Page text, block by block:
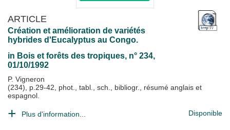
ARTICLE
Création et amélioration de variétés
hybrides d'Eucalyptus au Congo.
in Bois et forêts des tropiques, n° 234,
01/10/1992
P. Vigneron
(234), p.29-42, phot., tabl., sch., bibliogr., résumé anglais et
espagnol.
Plus d'information... Disponible